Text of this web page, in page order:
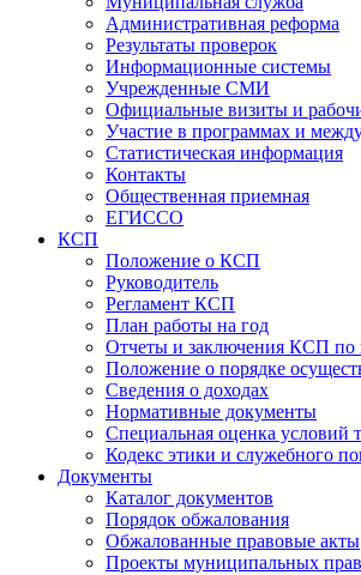
Административная реформа
Результаты проверок
Информационные системы
Учрежденные СМИ
Официальные визиты и
Участие в программах и
Статистическая информация
Контакты
Общественная приемная
ЕГИССО
КСП
Положение о КСП
Руководитель
Регламент КСП
План работы на год
Отчеты и заключения КСП по
Положение о порядке
Сведения о доходах
Нормативные документы
Специальная оценка условий
Кодекс этики и служебного
Документы
Каталог документов
Порядок обжалования
Обжалованные правовые акты
Проекты муниципальных